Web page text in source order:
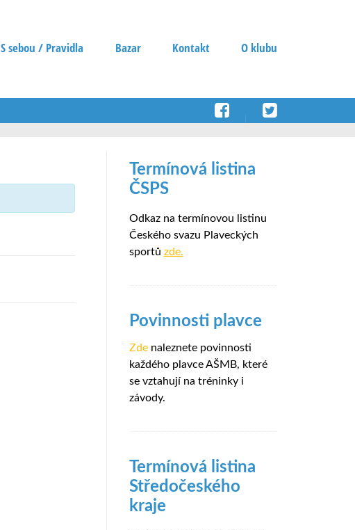
S sebou / Pravidla Bazar Kontakt O klubu
Termínová listina
ČSPS
Odkaz na termínovou listinu
Českého svazu Plaveckých
sportů zde.
Povinnosti plavce
Zdenaleznete povinnosti
každého plavce AŠMB, které
se vztahují na tréninky i
závody.
Termínová listina
Středočeského
kraje